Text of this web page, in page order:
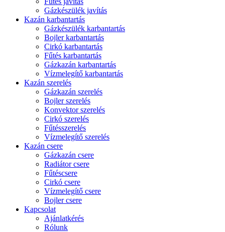
Gázkészülék javítás
Kazán karbantartás
Gázkészülék karbantartás
Bojler karbantartás
Cirkó karbantartás
Fűtés karbantartás
Gázkazán karbantartás
Vízmelegítő karbantartás
Kazán szerelés
Gázkazán szerelés
Bojler szerelés
Konvektor szerelés
Cirkó szerelés
Fűtésszerelés
Vízmelegítő szerelés
Kazán csere
Gázkazán csere
Radiátor csere
Fűtéscsere
Cirkó csere
Vízmelegítő csere
Bojler csere
Kapcsolat
Ajánlatkérés
Rólunk